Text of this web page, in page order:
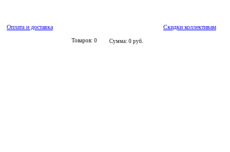
Оплата и доставка Скидки коллективам
Товаров: 0 Сумма: 0 руб.